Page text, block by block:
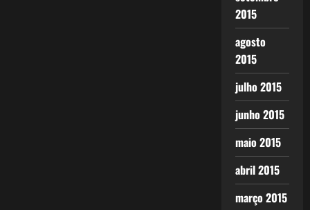
2015
agosto
2015
julho 2015
junho 2015
maio 2015
abril 2015
março 2015